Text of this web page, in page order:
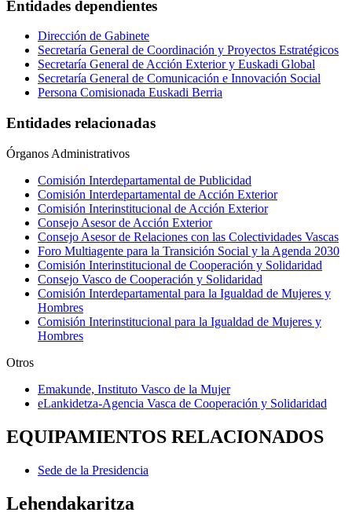
Entidades dependientes
Dirección de Gabinete
Secretaría General de Coordinación y Proyectos Estratégicos
Secretaría General de Acción Exterior y Euskadi Global
Secretaría General de Comunicación e Innovación Social
Persona Comisionada Euskadi Berria
Entidades relacionadas
Órganos Administrativos
Comisión Interdepartamental de Publicidad
Comisión Interdepartamental de Acción Exterior
Comisión Interinstitucional de Acción Exterior
Consejo Asesor de Acción Exterior
Consejo Asesor de Relaciones con las Colectividades Vascas
Foro Multiagente para la Transición Social y la Agenda 2030
Comisión Interinstitucional de Cooperación y Solidaridad
Consejo Vasco de Cooperación y Solidaridad
Comisión Interdepartamental para la Igualdad de Mujeres y
Hombres
Comisión Interinstitucional para la Igualdad de Mujeres y
Hombres
Otros
Emakunde, Instituto Vasco de la Mujer
eLankidetza-Agencia Vasca de Cooperación y Solidaridad
EQUIPAMIENTOS RELACIONADOS
Sede de la Presidencia
Lehendakaritza